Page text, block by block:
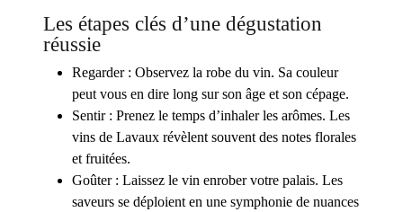
Les étapes clés d’une dégustation
réussie
Regarder: Observez la robe du vin. Sa couleur
peut vous en dire long sur son âge et son cépage.
Sentir: Prenez le temps d’inhaler les arômes. Les
vins de Lavaux révèlent souvent des notes florales
et fruitées.
Goûter: Laissez le vin enrober votre palais. Les
saveurs se déploient en une symphonie de nuances